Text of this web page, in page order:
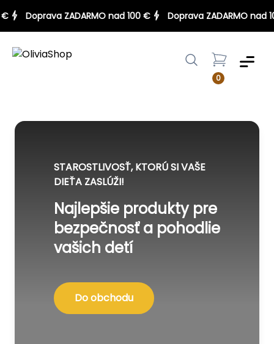
€ Doprava ZADARMO nad 100 € Doprava ZADARMO
0
Menu
STAROSTLIVOSŤ, KTORÚ SI VAŠE
DIEŤA ZASLÚŽI!
Najlepšie produkty pre
bezpečnosť a pohodlie
vašich detí
Do obchodu